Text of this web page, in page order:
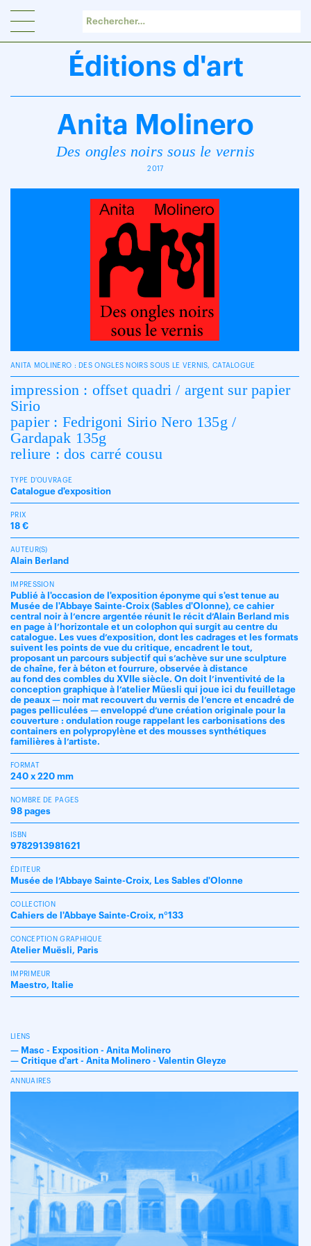
Éditions d'art
Anita Molinero
Des ongles noirs sous le vernis
2017
ANITA MOLINERO : DES ONGLES NOIRS SOUS LE VERNIS, CATALOGUE
impression : offset quadri / argent sur papier
Sirio
papier : Fedrigoni Sirio Nero 135g /
Gardapak 135g
reliure : dos carré cousu
TYPE D'OUVRAGE
Catalogue d'exposition
PRIX
18 €
AUTEUR(S)
Alain Berland
IMPRESSION
Publié à l'occasion de l'exposition éponyme qui s'est tenue au
Musée de l'Abbaye Sainte-Croix (Sables d'Olonne), ce cahier
central noir à l’encre argentée réunit le récit d’Alain Berland mis
en page à l’horizontale et un colophon qui surgit au centre du
catalogue. Les vues d’exposition, dont les cadrages et les formats
suivent les points de vue du critique, encadrent le tout,
proposant un parcours subjectif qui s’achève sur une sculpture
de chaîne, fer à béton et fourrure, observée à distance
au fond des combles du XVIIe siècle. On doit l’inventivité de la
conception graphique à l’atelier Müesli qui joue ici du feuilletage
de peaux — noir mat recouvert du vernis de l’encre et encadré de
pages pelliculées — enveloppé d’une création originale pour la
couverture : ondulation rouge rappelant les carbonisations des
containers en polypropylène et des mousses synthétiques
familières à l’artiste.
FORMAT
240 x 220 mm
NOMBRE DE PAGES
98 pages
ISBN
9782913981621
ÉDITEUR
Musée de l’Abbaye Sainte-Croix, Les Sables d'Olonne
COLLECTION
Cahiers de l'Abbaye Sainte-Croix, n°133
CONCEPTION GRAPHIQUE
Atelier Muësli, Paris
IMPRIMEUR
Maestro, Italie
LIENS
— Masc - Exposition - Anita Molinero
— Critique d'art - Anita Molinero - Valentin Gleyze
ANNUAIRES